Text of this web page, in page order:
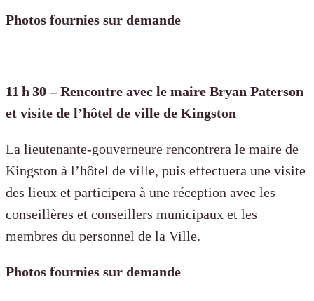
Photos fournies sur demande
11 h 30 – Rencontre avec le maire Bryan Paterson
et visite de l’hôtel de ville de Kingston
La lieutenante-gouverneure rencontrera le maire de
Kingston à l’hôtel de ville, puis effectuera une visite
des lieux et participera à une réception avec les
conseillères et conseillers municipaux et les
membres du personnel de la Ville.
Photos fournies sur demande